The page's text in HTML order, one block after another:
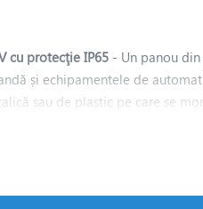
cu protecţie IP65 - Un panou
și echipamentele de
sau de plastic pe care se
și a jeturilor de apă din